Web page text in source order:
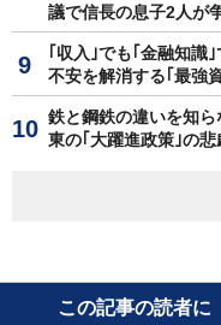
議で信長の息子2人が
｢収入｣でも｢金融知識
不安を解消する｢最強
鉄と鋼鉄の違いを知
東の｢大躍進政策｣の
この記事の読者に